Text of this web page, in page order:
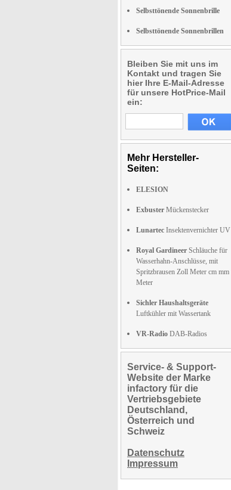
Selbsttönende Sonnenbrille
Selbsttönende Sonnenbrillen
Bleiben Sie mit uns im
Kontakt und tragen Sie
hier Ihre E-Mail-Adresse
für unsere HotPrice-Mail
ein:
Mehr Hersteller-
Seiten:
ELESION
Exbuster Mückenstecker
Lunartec Insektenvernichter UV
Royal Gardineer Schläuche für
Wasserhahn-Anschlüsse, mit
Spritzbrausen Zoll Meter cm mm
Meter
Sichler Haushaltsgeräte
Luftkühler mit Wassertank
VR-Radio DAB-Radios
Service- & Support-
Website der Marke
infactory für die
Vertriebsgebiete
Deutschland,
Österreich und
Schweiz
Datenschutz
Impressum